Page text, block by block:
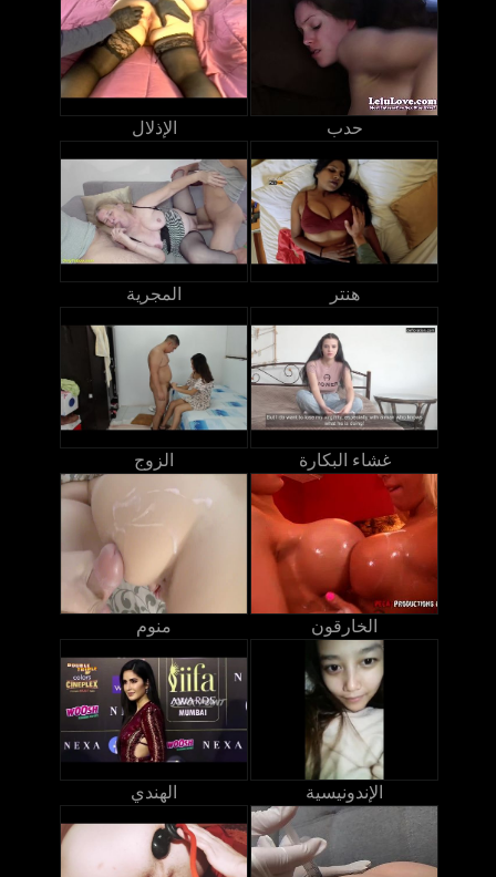
الإذلال حدب
المجرية هنتر
الزوج غشاء البكارة
منوم الخارقون
الهندي الإندونيسية